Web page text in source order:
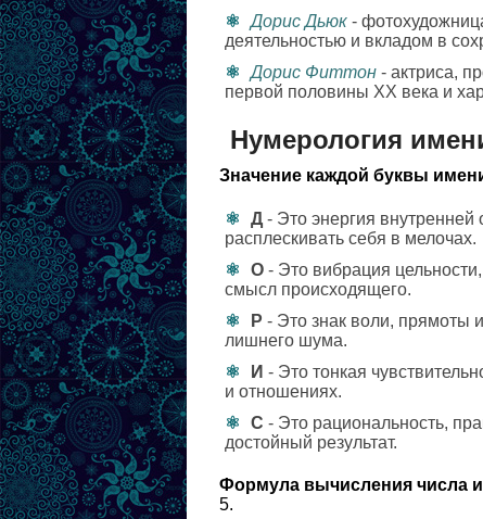
Дорис Дьюк -
деятельностью и вкладом в
Дорис Фиттон - актриса,
первой половины ХХ века и
Нумерология
Значение каждой буквы
Д - Это энергия
расплескивать себя в мелочах.
О - Это вибрация
смысл происходящего.
Р - Это знак воли, прямоты
лишнего шума.
И - Это тонкая
и отношениях.
С - Это рациональность,
достойный результат.
Формула вычисления числа
5.